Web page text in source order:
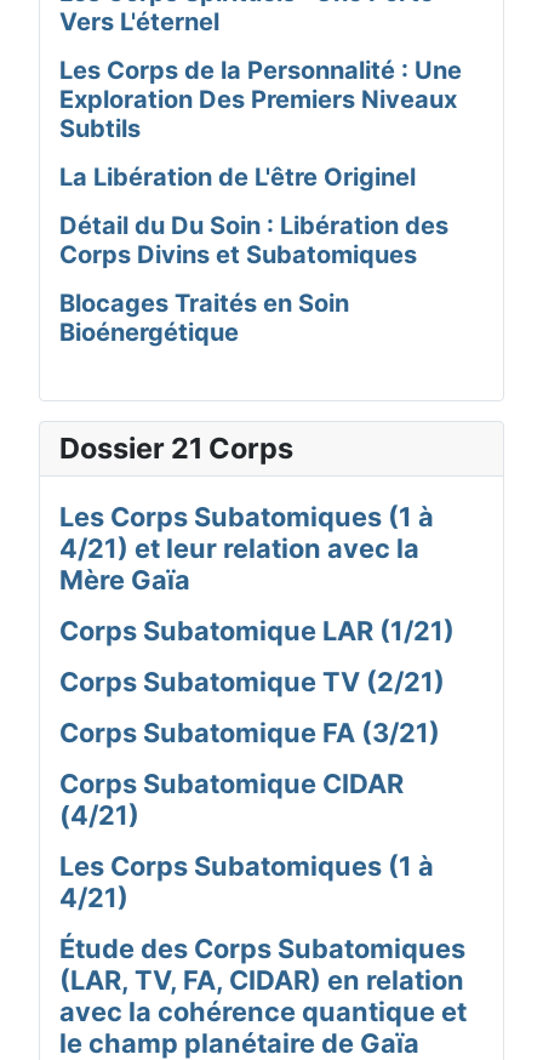
Vers L'éternel
Les Corps de la Personnalité : Une
Exploration Des Premiers Niveaux
Subtils
La Libération de L'être Originel
Détail du Du Soin : Libération des
Corps Divins et Subatomiques
Blocages Traités en Soin
Bioénergétique
Dossier 21 Corps
Les Corps Subatomiques (1 à
4/21) et leur relation avec la
Mère Gaïa
Corps Subatomique LAR (1/21)
Corps Subatomique TV (2/21)
Corps Subatomique FA (3/21)
Corps Subatomique CIDAR
(4/21)
Les Corps Subatomiques (1 à
4/21)
Étude des Corps Subatomiques
(LAR, TV, FA, CIDAR) en relation
avec la cohérence quantique et
le champ planétaire de Gaïa